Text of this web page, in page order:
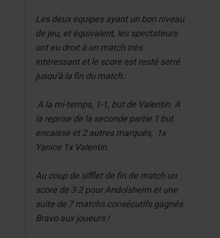
Les deux équipes ayant un bon niveau
de jeu, et équivalent, les spectateurs
ont eu droit à un match très
intéressant et le score est resté serré
jusqu'à la fin du match.
A la mi-temps, 1-1, but de Valentin. A
la reprise de la seconde partie 1 but
encaissé et 2 autres marqués, 1x
Yanice 1x Valentin.
Au coup de sifflet de fin de match un
score de 3-2 pour Andolsheim et une
suite de 7 matchs consécutifs gagnés.
Bravo aux joueurs !